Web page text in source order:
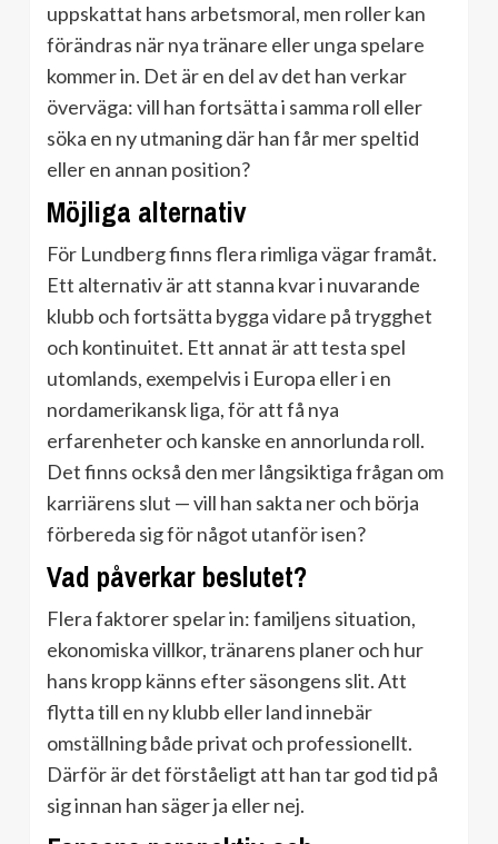
uppskattat hans arbetsmoral, men roller kan
förändras när nya tränare eller unga spelare
kommer in. Det är en del av det han verkar
överväga: vill han fortsätta i samma roll eller
söka en ny utmaning där han får mer speltid
eller en annan position?
Möjliga alternativ
För Lundberg finns flera rimliga vägar framåt.
Ett alternativ är att stanna kvar i nuvarande
klubb och fortsätta bygga vidare på trygghet
och kontinuitet. Ett annat är att testa spel
utomlands, exempelvis i Europa eller i en
nordamerikansk liga, för att få nya
erfarenheter och kanske en annorlunda roll.
Det finns också den mer långsiktiga frågan om
karriärens slut — vill han sakta ner och börja
förbereda sig för något utanför isen?
Vad påverkar beslutet?
Flera faktorer spelar in: familjens situation,
ekonomiska villkor, tränarens planer och hur
hans kropp känns efter säsongens slit. Att
flytta till en ny klubb eller land innebär
omställning både privat och professionellt.
Därför är det förståeligt att han tar god tid på
sig innan han säger ja eller nej.